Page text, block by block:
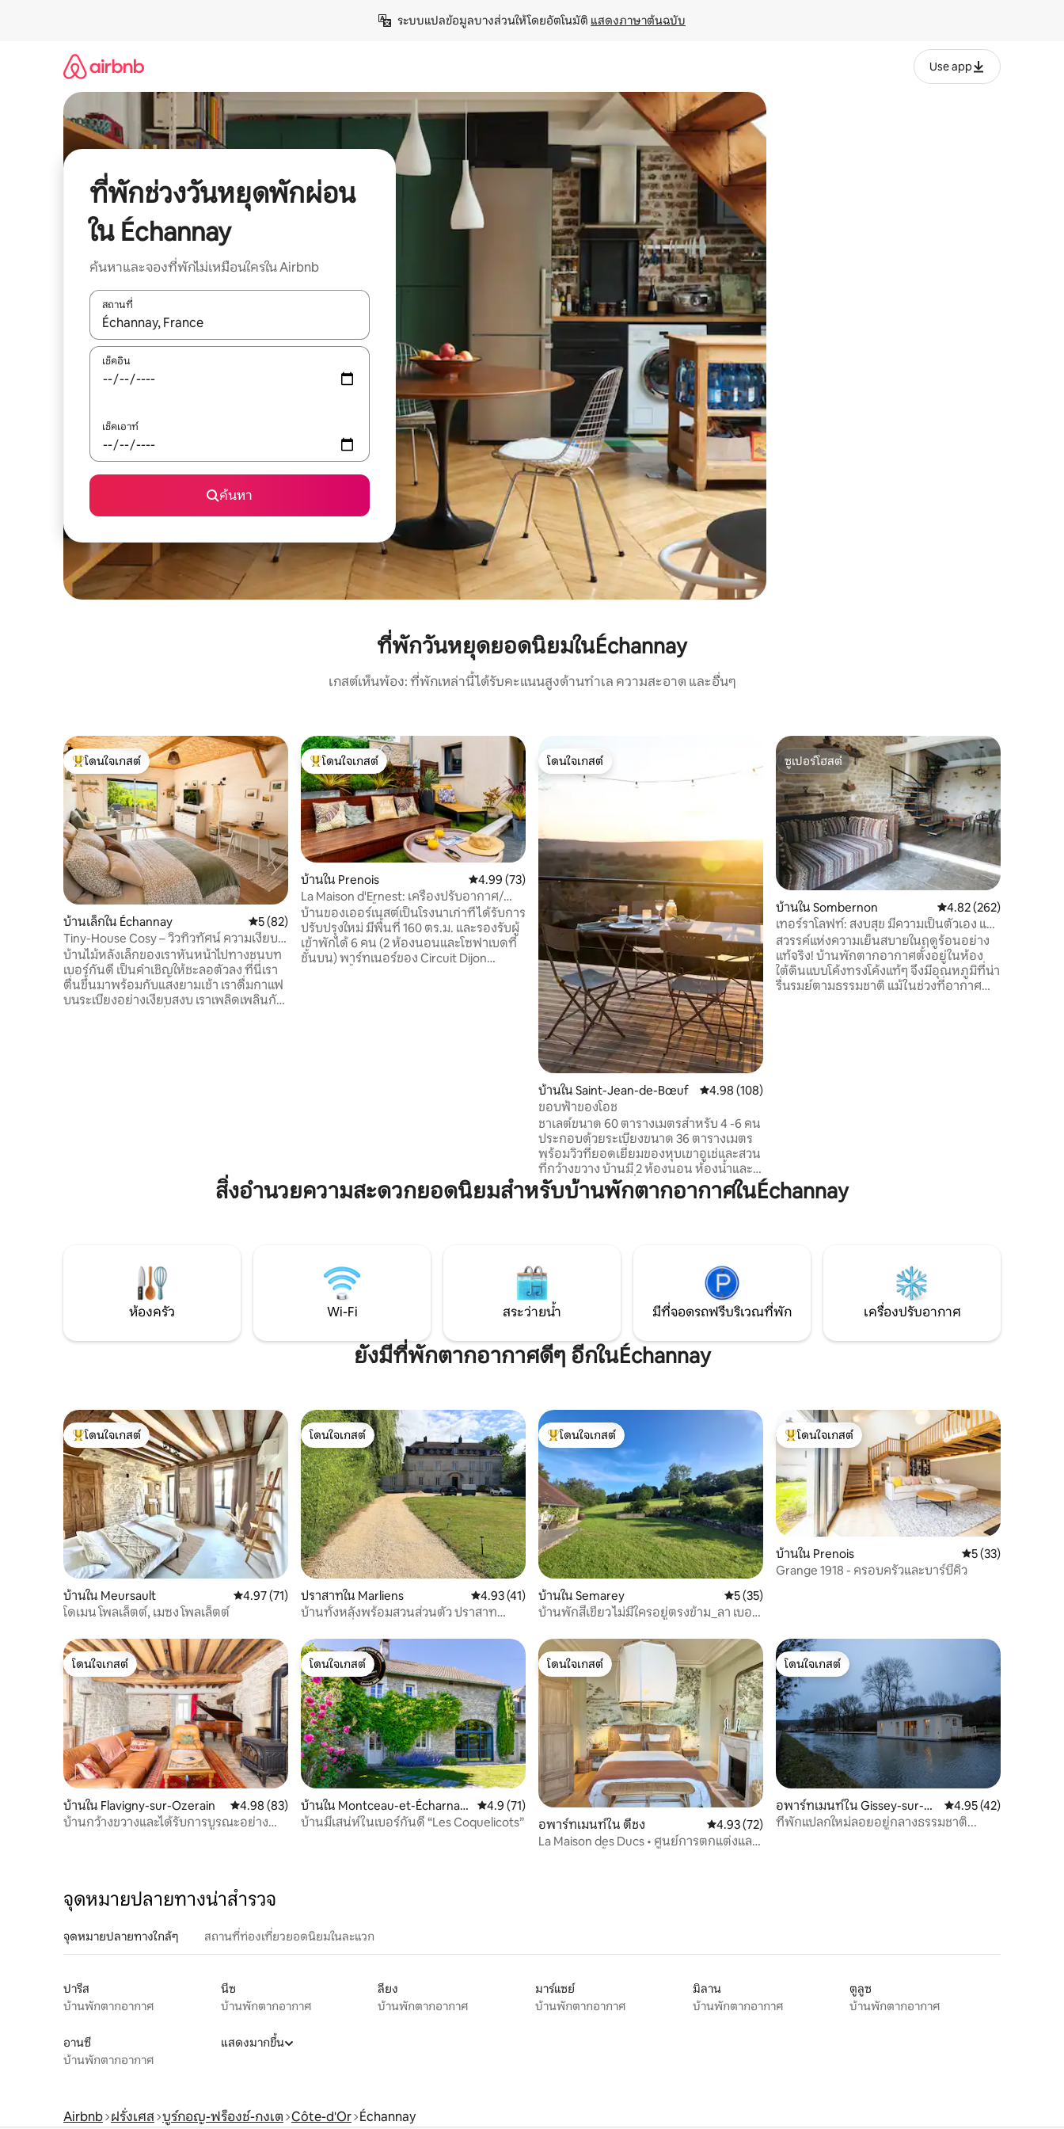
ระบบแปลข้อมูลบางส่วนให้โดยอัตโนมัติ แสดงภาษาต้นฉบับ
Use app
ที่พักช่วงวันหยุดพักผ่อน
ใน Échannay
ค้นหาและจองที่พักไม่เหมือนใครใน Airbnb
สถานที่
ใช้ลูกศรขึ้นลง หรือใช้การสัมผัสหรือปัด เพื่อสำรวจผลการค้นหา
เช็คอิน
เช็คเอาท์
ค้นหา
ที่พักวันหยุดยอดนิยมในÉchannay
เกสต์เห็นพ้อง: ที่พักเหล่านี้ได้รับคะแนนสูงด้านทำเล ความสะอาด และอื่นๆ
โดนใจเกสต์ที่สุด
โดนใจเกสต์
บ้านเล็กใน Échannay คะแนนเฉลี่ย 5 จาก 5, 82 รีวิว
5 (82)
Tiny-House Cosy – วิวทิวทัศน์ ความเงียบ
สงบ และธรรมชาติในบูร์กอญ
บ้านไม้หลังเล็กของเราหันหน้าไปทางชนบท
เบอร์กันดี เป็นคำเชิญให้ชะลอตัวลง ที่นี่เรา
ตื่นขึ้นมาพร้อมกับแสงยามเช้า เราดื่มกาแฟ
บนระเบียงอย่างเงียบสงบ เราเพลิดเพลินกับ
โดนใจเกสต์ที่สุด
โดนใจเกสต์
บ้านใน Prenois คะแนนเฉลี่ย 4.99 จาก 5, 73 รีวิว
4.99 (73)
La Maison d'Ernest: เครื่องปรับอากาศ/
ทัวร์/สระว่ายน้ำ
บ้านของเออร์เนสต์เป็นโรงนาเก่าที่ได้รับการ
ปรับปรุงใหม่ มีพื้นที่ 160 ตร.ม. และรองรับผู้
เข้าพักได้ 6 คน (2 ห้องนอนและโซฟาเบดที่
ชั้นบน) พาร์ทเนอร์ของ Circuit Dijon
โดนใจเกสต์
โดนใจเกสต์
บ้านใน Saint-Jean-de-Bœuf คะแนนเฉลี่ย 4.98 จาก 5, 108 รีวิว
4.98 (108)
ขอบฟ้าของโอช
ชาเลต์ขนาด 60 ตารางเมตรสำหรับ 4 -6 คน
ประกอบด้วยระเบียงขนาด 36 ตารางเมตร
พร้อมวิวที่ยอดเยี่ยมของหุบเขาอูเช่และสวน
ที่กว้างขวาง บ้านมี 2 ห้องนอน ห้องน้ำและ
ห้องสุขา ห้องครัวที่มีอุปกรณ์ครบครัน ห้อง
นั่งเล่น (เตียงโซฟา) และห้องรับประทาน
แห่งขอบฟ้ามีอยู่ในบลินยี S/O ด้วย อย่าลังเล
ที่จะมาดู
ซูเปอร์โฮสต์
ซูเปอร์โฮสต์
บ้านใน Sombernon คะแนนเฉลี่ย 4.82 จาก
4.82 (262)
เทอร์ราโลฟท์: สงบสุข มีความเป็นตัวเอง และ
มีวิวหุบเขา
สวรรค์แห่งความเย็นสบายในฤดูร้อนอย่าง
แท้จริง! บ้านพักตากอากาศตั้งอยู่ในห้อง
ใต้ดินแบบโค้งทรงโค้งแท้ๆ จึงมีอุณหภูมิที่น่า
รื่นรมย์ตามธรรมชาติ แม้ในช่วงที่อากาศ
สิ่งอำนวยความสะดวกยอดนิยมสำหรับบ้านพักตากอากาศในÉchannay
ห้องครัว Wi-Fi สระว่ายน้ำ มีที่จอดรถฟรีบริเวณที่พัก เครื่องปรับอากาศ
ยังมีที่พักตากอากาศดีๆ อีกในÉchannay
โดนใจเกสต์ที่สุด
โดนใจเกสต์
บ้านใน Meursault คะแนนเฉลี่ย 4.97 จาก 5, 71 รีวิว
4.97 (71)
โดเมน โพลเล็ตต์, เมซง โพลเล็ตต์
โดนใจเกสต์
โดนใจเกสต์
ปราสาทใน Marliens คะแนนเฉลี่ย 4.93 จาก 5, 41 รีวิว
4.93 (41)
บ้านทั้งหลังพร้อมสวนส่วนตัว ปราสาท
โดนใจเกสต์ที่สุด
โดนใจเกสต์
บ้านใน Semarey คะแนนเฉลี่ย 5 จาก 5, 35 รีวิว
5 (35)
บ้านพักสีเขียว ไม่มีใครอยู่ตรงข้าม_ลา เบอร์
โดนใจเกสต์ที่สุด
โดนใจเกสต์
บ้านใน Prenois คะแนนเฉลี่ย 5 จาก
5 (33)
Grange 1918 - ครอบครัวและบาร์บีคิว
โดนใจเกสต์
โดนใจเกสต์
บ้านใน Flavigny-sur-Ozerain คะแนนเฉลี่ย 4.98 จาก 5, 83 รีวิว
4.98 (83)
บ้านกว้างขวางและได้รับการบูรณะอย่าง
โดนใจเกสต์
โดนใจเกสต์
บ้านใน Montceau-et-Écharnan
t
คะแนนเฉลี่ย 4.9 จาก 5, 71 รีวิว
4.9 (71)
บ้านมีเสน่ห์ในเบอร์กันดี “Les Coquelicots”
โดนใจเกสต์
โดนใจเกสต์
อพาร์ทเมนท์ใน ดีชง คะแนนเฉลี่ย 4.93 จาก 5, 72 รีวิว
4.93 (72)
La Maison des Ducs • ศูนย์การตกแต่งและ
โดนใจเกสต์
โดนใจเกสต์
อพาร์ทเมนท์ใน Gissey-sur-Ou
che
คะแนนเฉลี่ย 4.95 จาก
4.95 (42)
ที่พักแปลกใหม่ลอยอยู่กลางธรรมชาติ...
จุดหมายปลายทางน่าสำรวจ
จุดหมายปลายทางใกล้ๆ สถานที่ท่องเที่ยวยอดนิยมในละแวก
ปารีส
บ้านพักตากอากาศ
นีซ
บ้านพักตากอากาศ
ลียง
บ้านพักตากอากาศ
มาร์แซย์
บ้านพักตากอากาศ
มิลาน
บ้านพักตากอากาศ
ตูลูซ
บ้านพักตากอากาศ
อานซี
บ้านพักตากอากาศ
แสดงมากขึ้น
Airbnb ฝรั่งเศส บูร์กอญ-ฟร็องช์-กงเต Côte-d'Or Échannay